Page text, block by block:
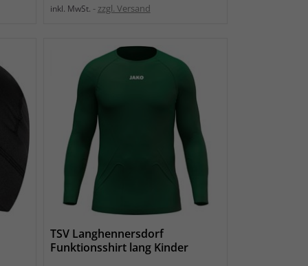
inkl. MwSt. zzgl. Versand
TSV Langhennersdorf
Funktionsshirt lang Kinder